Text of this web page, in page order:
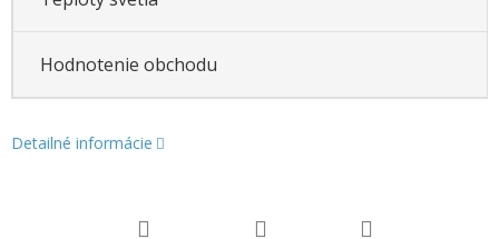
Hodnotenie obchodu
Detailné informácie